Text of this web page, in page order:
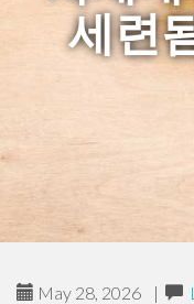
세련
May 28, 2026 |